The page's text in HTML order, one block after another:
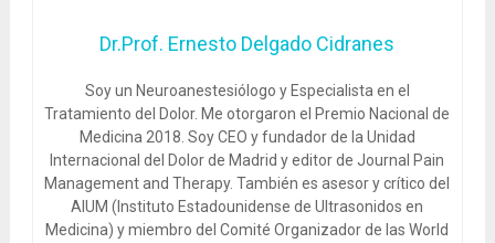
Dr.Prof. Ernesto Delgado Cidranes
Soy un Neuroanestesiólogo y Especialista en el
Tratamiento del Dolor. Me otorgaron el Premio Nacional de
Medicina 2018. Soy CEO y fundador de la Unidad
Internacional del Dolor de Madrid y editor de Journal Pain
Management and Therapy. También es asesor y crítico del
AIUM (Instituto Estadounidense de Ultrasonidos en
Medicina) y miembro del Comité Organizador de las World